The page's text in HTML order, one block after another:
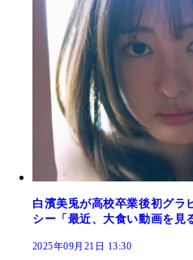
白濱美兎が高校卒業後初グラ
シー「最近、大食い動画を見
2025年09月21日 13:30